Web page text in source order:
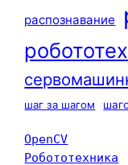
распознавание
шаг за шагом
OpenCV
Робототехника